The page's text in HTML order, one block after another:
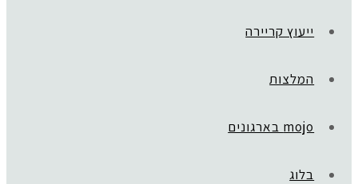
ייעוץ קריירה
המלצות
mojo בארגונים
בלוג